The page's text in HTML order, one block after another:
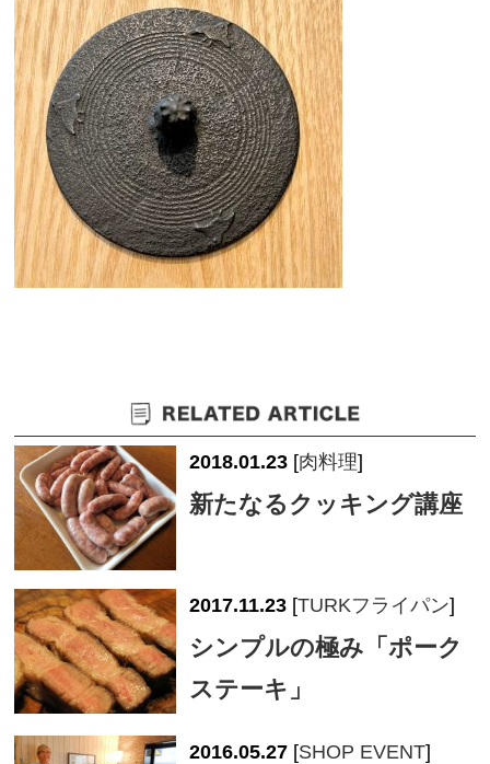
2018.01.23 [肉料理]
新たなるクッキング講座
2017.11.23 [TURKフライパン]
シンプルの極み「ポーク
ステーキ」
2016.05.27 [SHOP EVENT]